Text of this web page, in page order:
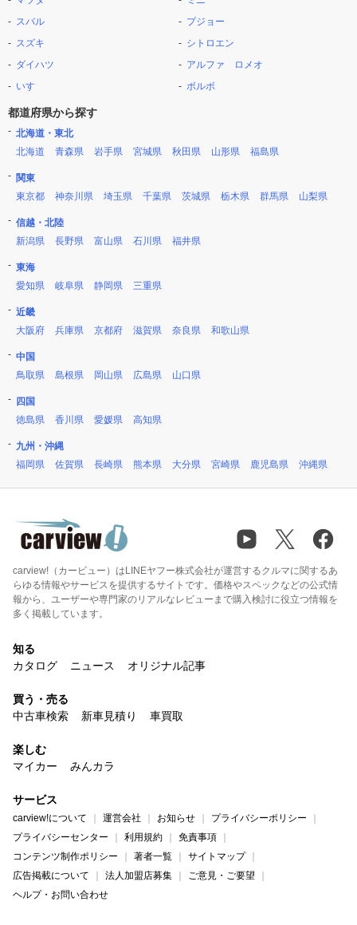
スバル
スズキ
ダイハツ
いすゞ
プジョー
シトロエン
アルファ ロメオ
ボルボ
都道府県から探す
北海道・東北
北海道
青森県 岩手県 宮城県 秋田県 山形県 福島県
関東
東京都
神奈川県 埼玉県 千葉県 茨城県 栃木県 群馬県 山梨県
信越・北陸
新潟県
長野県 富山県 石川県 福井県
東海
愛知県
岐阜県 静岡県 三重県
近畿
大阪府
兵庫県 京都府 滋賀県 奈良県 和歌山県
中国
鳥取県
島根県 岡山県 広島県 山口県
四国
徳島県
香川県 愛媛県 高知県
九州・沖縄
福岡県
佐賀県 長崎県 熊本県 大分県 宮崎県 鹿児島県 沖縄県
carview!（カービュー）はLINEヤフー株式会社が運営するクルマに関するあ
らゆる情報やサービスを提供するサイトです。価格やスペックなどの公式情
報から、ユーザーや専門家のリアルなレビューまで購入検討に役立つ情報を
多く掲載しています。
知る
カタログ
ニュース オリジナル記事
買う・売る
中古車検索
新車見積り 車買取
楽しむ
マイカー
みんカラ
サービス
carview!について 運営会社 お知らせ
プライバシーポリシー
プライバシーセンター
利用規約
免責事項
コンテンツ制作ポリシー
著者一覧
サイトマップ
広告掲載について
法人加盟店募集
ご意見・ご要望
ヘルプ・お問い合わせ